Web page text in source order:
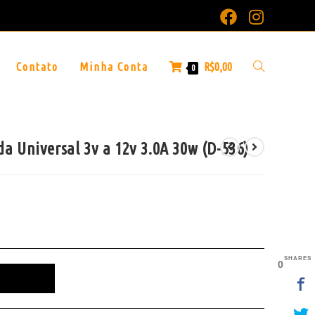
Contato Minha Conta 0 R$0,00
Universal 3v a 12v 3.0A 30w (D-536)
0SHARES